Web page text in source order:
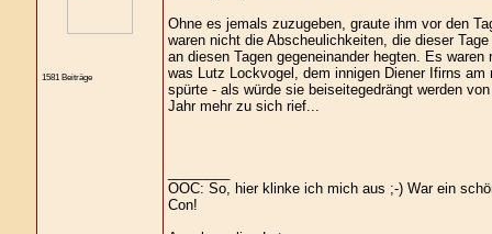
1581 Beiträge
Ohne es jemals zuzugeben, graute ihm vor den
waren nicht die Abscheulichkeiten, die dieser
an diesen Tagen gegeneinander hegten. Es
was Lutz Lockvogel, dem innigen Diener Ifirns
spürte - als würde sie beiseitegedrängt werden
Jahr mehr zu sich rief...
OOC: So, hier klinke ich mich aus ;-) War ein
Con!